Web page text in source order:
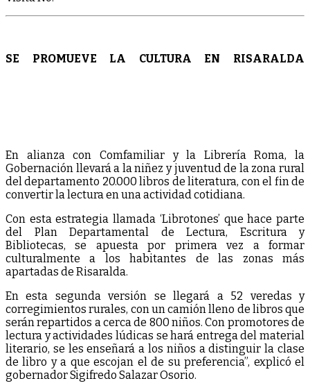
SE PROMUEVE LA CULTURA EN RISARALDA
En alianza con Comfamiliar y la Librería Roma, la
Gobernación llevará a la niñez y juventud de la zona rural
del departamento 20.000 libros de literatura, con el fin de
convertir la lectura en una actividad cotidiana.
Con esta estrategia llamada ‘Librotones’ que hace parte
del Plan Departamental de Lectura, Escritura y
Bibliotecas, se apuesta por primera vez a formar
culturalmente a los habitantes de las zonas más
apartadas de Risaralda.
En esta segunda versión se llegará a 52 veredas y
corregimientos rurales, con un camión lleno de libros que
serán repartidos a cerca de 800 niños. Con promotores de
lectura y actividades lúdicas se hará entrega del material
literario, se les enseñará a los niños a distinguir la clase
de libro y a que escojan el de su preferencia”, explicó el
gobernador Sigifredo Salazar Osorio.